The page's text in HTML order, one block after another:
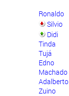
Ronaldo
Silvio
Didi
Tinda
Tujá
Edno
Machado
Adalberto
Zuino